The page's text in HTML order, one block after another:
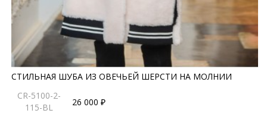
СТИЛЬНАЯ ШУБА ИЗ ОВЕЧЬЕЙ ШЕРСТИ НА МОЛНИИ
CR-5100-2-
115-BL
26 000 ₽